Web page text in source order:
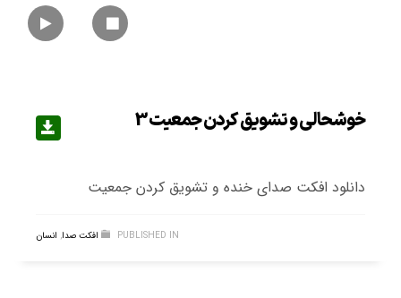
خوشحالی و تشویق کردن جمعیت 3
دانلود افکت صدای خنده و تشویق کردن جمعیت
PUBLISHED IN افکت صدا, انسان